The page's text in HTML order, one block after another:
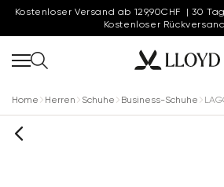
Kostenloser Versand ab 129,90CHF | 30
Kostenloser Rückversand
Home Herren Schuhe Business-Schuhe